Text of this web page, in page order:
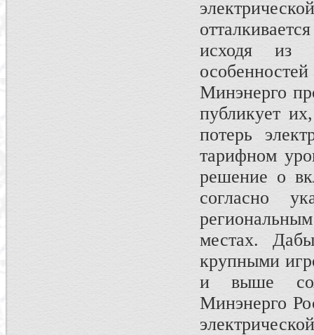
исходя из
Минэнерго
публикует
потерь
тарифном
решение о
согласно
местах.
крупными
и выше
Минэнерго